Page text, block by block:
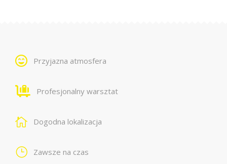
Przyjazna atmosfera
Profesjonalny warsztat
Dogodna lokalizacja
Zawsze na czas